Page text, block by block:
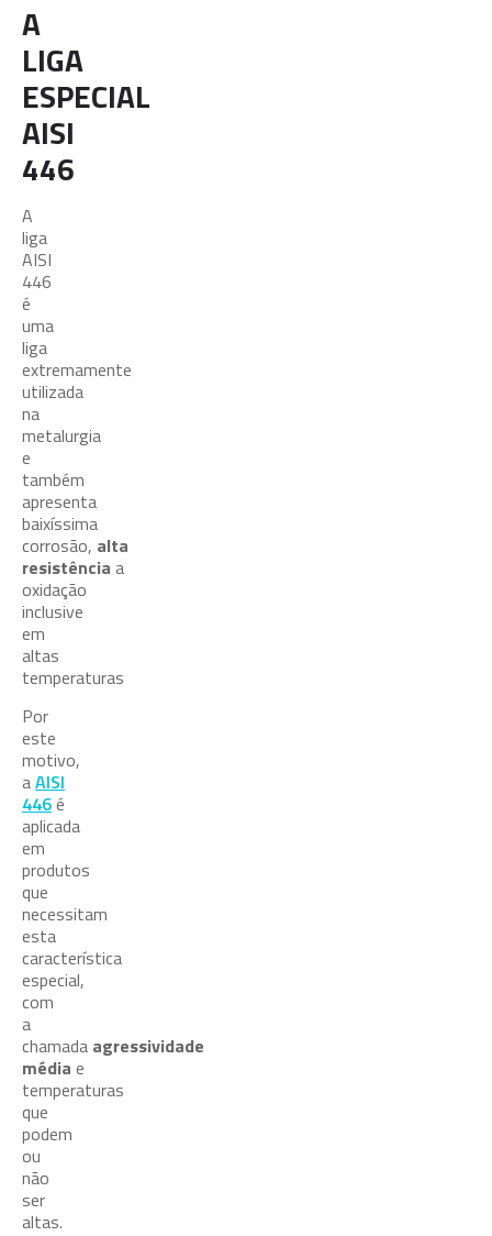
A
LIGA
ESPECIAL
AISI
446
A
liga
AISI
446
é
uma
liga
extremamente
utilizada
na
metalurgia
e
também
apresenta
baixíssima
corrosão, alta
resistência a
oxidação
inclusive
em
altas
temperaturas
Por
este
motivo,
aAISI
446é
aplicada
em
produtos
que
necessitam
esta
característica
especial,
com
a
chamada agressividade
média e
temperaturas
que
podem
ou
não
ser
altas.